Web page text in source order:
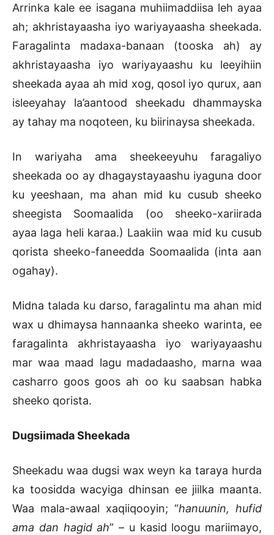
Arrinka kale ee isagana muhiimaddiisa leh ayaa
ah; akhristayaasha iyo wariyayaasha sheekada.
Faragalinta madaxa-banaan (tooska ah) ay
akhristayaasha iyo wariyayaashu ku leeyihiin
sheekada ayaa ah mid xog, qosol iyo qurux, aan
isleeyahay la’aantood sheekadu dhammayska
ay tahay ma noqoteen, ku biirinaysa sheekada.
In wariyaha ama sheekeeyuhu faragaliyo
sheekada oo ay dhagaystayaashu iyaguna door
ku yeeshaan, ma ahan mid ku cusub sheeko
sheegista Soomaalida (oo sheeko-xariirada
ayaa laga heli karaa.) Laakiin waa mid ku cusub
qorista sheeko-faneedda Soomaalida (inta aan
ogahay).
Midna talada ku darso, faragalintu ma ahan mid
wax u dhimaysa hannaanka sheeko warinta, ee
faragalinta akhristayaasha iyo wariyayaashu
mar waa maad lagu madadaasho, marna waa
casharro goos goos ah oo ku saabsan habka
sheeko qorista.
Dugsiimada Sheekada
Sheekadu waa dugsi wax weyn ka taraya hurda
ka toosidda wacyiga dhinsan ee jiilka maanta.
Waa mala-awaal xaqiiqooyin; “hanuunin, hufid
ama dan hagid ah” – u kasid loogu mariimayo,